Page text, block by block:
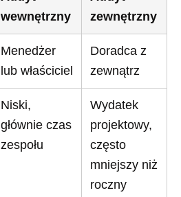
wewnętrzny
zewnętrzny
Menedżer
lub właściciel
Doradca z
zewnątrz
Niski,
głównie czas
zespołu
Wydatek
projektowy,
często
mniejszy niż
roczny